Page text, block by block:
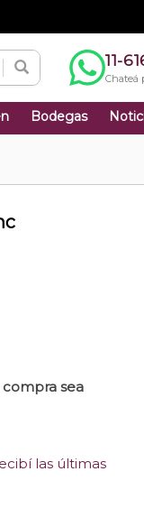
11-
Chateá
Bodegas
sea
las últimas